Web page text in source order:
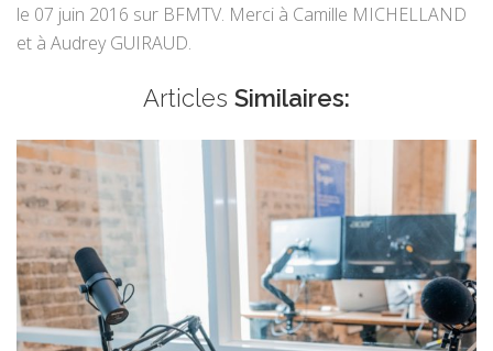
le 07 juin 2016 sur BFMTV. Merci à Camille MICHELLAND
et à Audrey GUIRAUD.
Articles Similaires: